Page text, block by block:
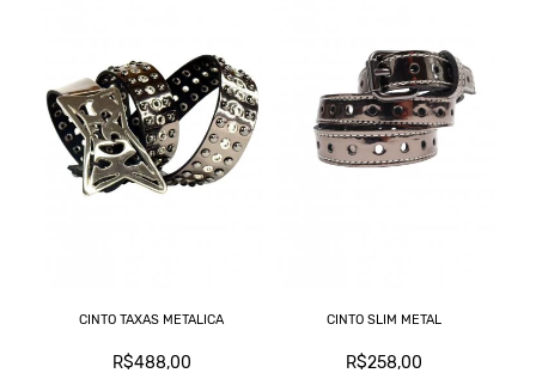
CINTO TAXAS METALICA
R$488,00
CINTO SLIM METAL
R$258,00